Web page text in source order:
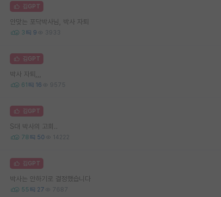
김GPT
안맞는 포닥박사님, 박사 자퇴
3 9 3933
김GPT
박사 자퇴,,,
61 16 9575
김GPT
S대 박사의 고회..
78 50 14222
김GPT
박사는 안하기로 결정했습니다
55 27 7687